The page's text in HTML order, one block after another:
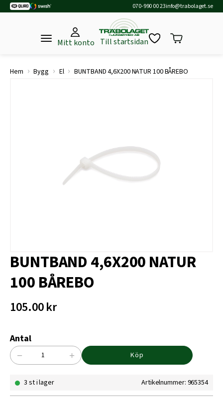
070-990 00 23info@trabolaget.se
Mitt konto Till startsidan
Hem › Bygg › El › BUNTBAND 4,6X200 NATUR 100 BÅREBO
BUNTBAND 4,6X200 NATUR
100 BÅREBO
105.00kr
Antal
BUNTBAND
NATUR
− + Köp
3 st i lager Artikelnummer: 965354